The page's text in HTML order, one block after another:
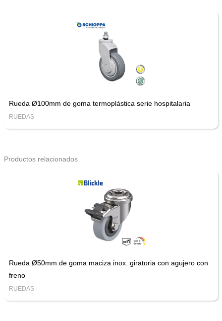
Rueda Ø100mm de goma termoplástica serie hospitalaria
RUEDAS
Productos relacionados
Rueda Ø50mm de goma maciza inox. giratoria con agujero con
freno
RUEDAS